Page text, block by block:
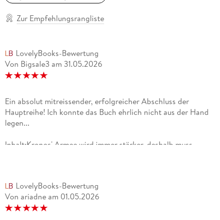
Zur Empfehlungsrangliste
LovelyBooks-Bewertung
Von Bigsale3 am 31.05.2026
Ein absolut mitreissender, erfolgreicher Abschluss der
Hauptreihe! Ich konnte das Buch ehrlich nicht aus der Hand
legen...
Inhalt:Kronos' Armee wird immer stärker, deshalb muss
während der Vorbereitung für den finalen Kampf erfährt
Percy mehr über Lukes' Vergangenheit und manche Sachen
treffen ihn zutiefst.Percy tut zwar alles, um den Titan zur
LovelyBooks-Bewertung
Von ariadne am 01.05.2026